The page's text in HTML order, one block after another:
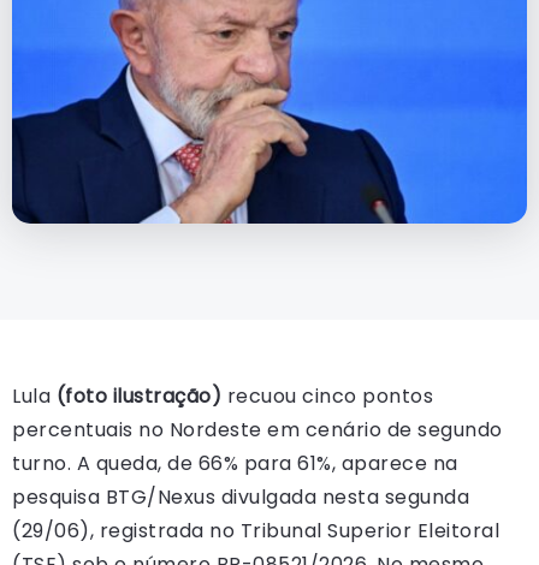
Lula (foto ilustração) recuou cinco pontos
percentuais no Nordeste em cenário de segundo
turno. A queda, de 66% para 61%, aparece na
pesquisa BTG/Nexus divulgada nesta segunda
(29/06), registrada no Tribunal Superior Eleitoral